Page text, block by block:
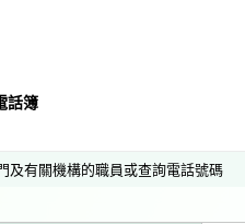
話簿
及有關機構的職員或查詢電話號碼